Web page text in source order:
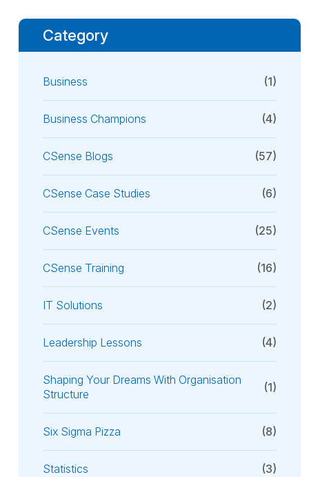
Category
Business (1)
Business Champions (4)
CSense Blogs (57)
CSense Case Studies (6)
CSense Events (25)
CSense Training (16)
IT Solutions (2)
Leadership Lessons (4)
Shaping Your Dreams With Organisation
Structure
(1)
Six Sigma Pizza (8)
Statistics (3)